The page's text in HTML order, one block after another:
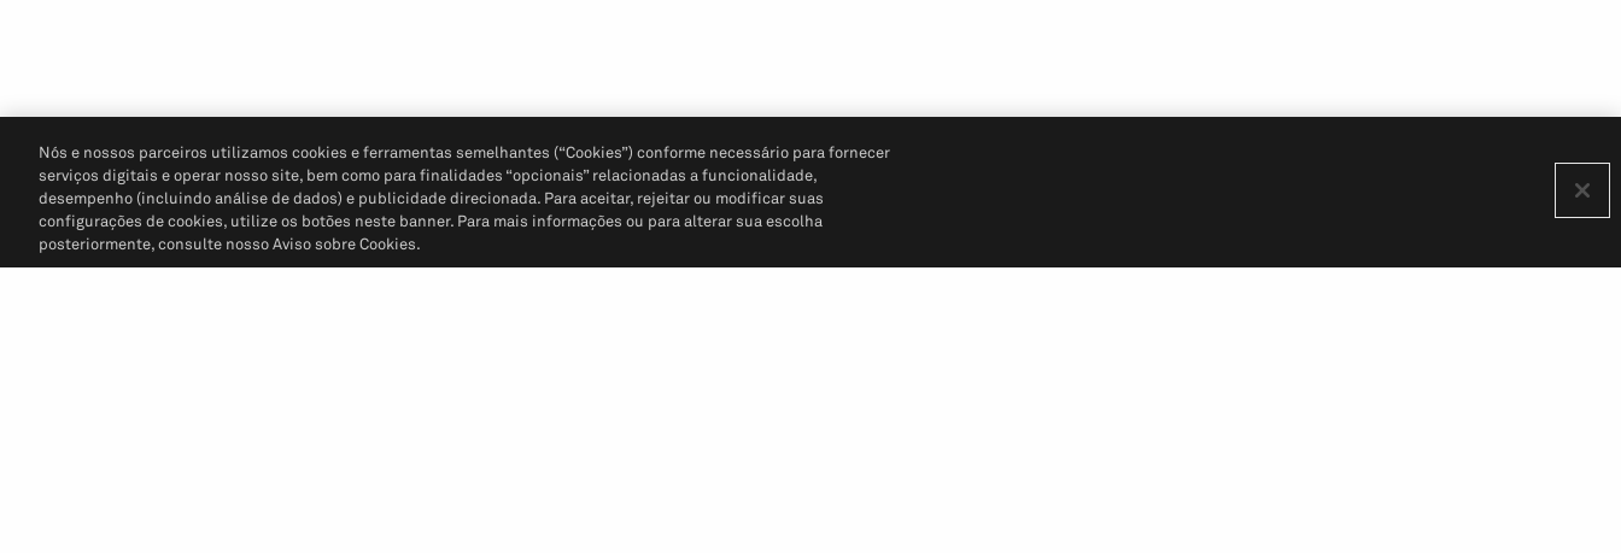
Nós e nossos parceiros utilizamos cookies e ferramentas semelhantes (“Cookies”) conforme necessário para fornecer
serviços digitais e operar nosso site, bem como para finalidades “opcionais” relacionadas a funcionalidade,
desempenho (incluindo análise de dados) e publicidade direcionada. Para aceitar, rejeitar ou modificar suas
configurações de cookies, utilize os botões neste banner. Para mais informações ou para alterar sua escolha
posteriormente, consulte nosso Aviso sobre Cookies.